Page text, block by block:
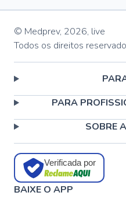
© Medprev, 2026, live
Todos os direitos
PARA
SOBRE
Verificada por
BAIXE O APP